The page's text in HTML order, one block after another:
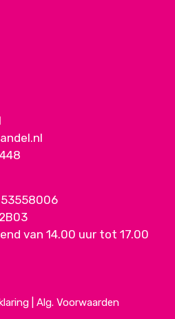
van 14.00 uur tot 17.00
| Alg. Voorwaarden